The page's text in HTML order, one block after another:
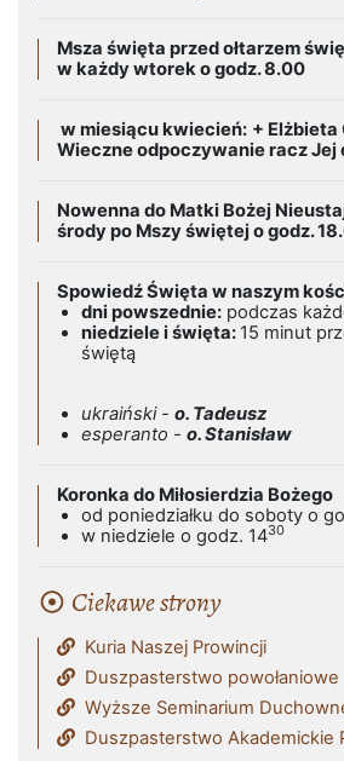
Msza święta przed ołtarzem
w każdy wtorek o godz. 8.00
w miesiącu kwiecień: + Elżbieta
Wieczne odpoczywanie racz Jej
Nowenna do Matki Bożej
środy po Mszy świętej o godz.
Spowiedź Święta w naszym
dni powszednie: podczas
niedziele i święta: 15 minut
świętą
ukraiński - o. Tadeusz
esperanto - o. Stanisław
Koronka do Miłosierdzia Bożego
od poniedziałku do soboty o
w niedziele o godz. 1430
Ciekawe strony
Kuria Naszej Prowincji
Duszpasterstwo powołaniowe
Wyższe Seminarium
Duszpasterstwo Akademickie